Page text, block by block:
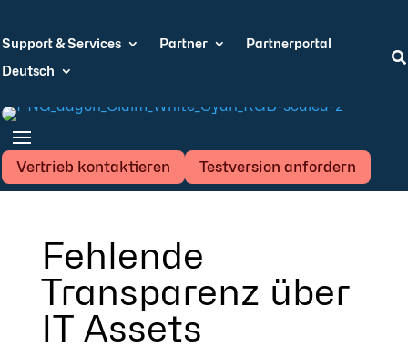
Support & Services Partner
Partnerportal
Deutsch

Vertrieb kontaktieren Testversion anfordern
Fehlende
Transparenz über
IT Assets